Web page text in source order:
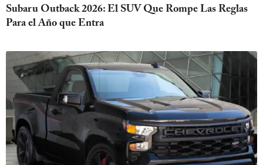
Subaru Outback 2026: El SUV Que Rompe Las Reglas
Para el Año que Entra